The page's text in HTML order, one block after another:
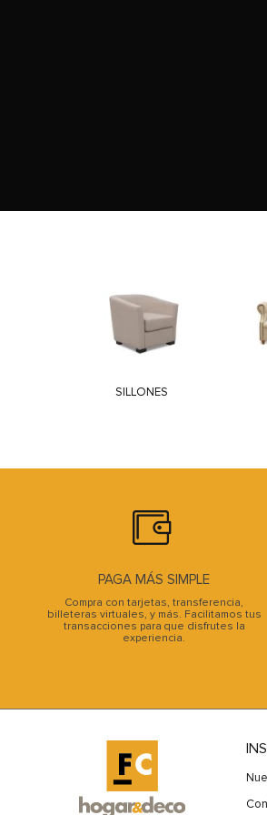
SILLONES
PAGA MÁS SIMPLE
Compra con tarjetas, transferencia,
billeteras virtuales, y más. Facilitamos tus
transacciones para que disfrutes la
experiencia.